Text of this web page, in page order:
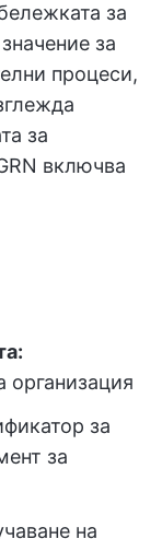
за
за
процеси,
за
включва
организация
за
за
на